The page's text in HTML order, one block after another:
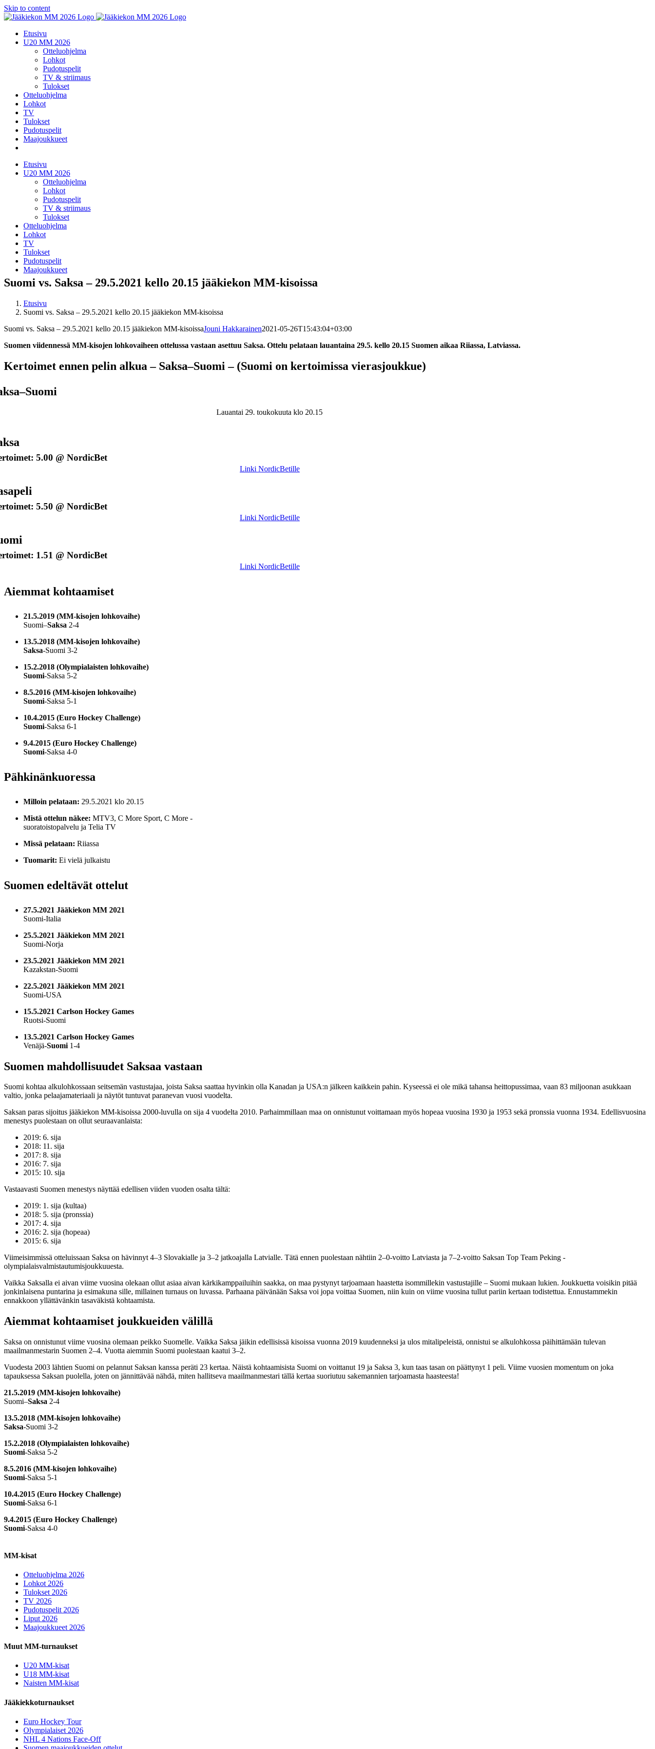
Skip to content
Etusivu
U20 MM 2026
Otteluohjelma
Lohkot
Pudotuspelit
TV & striimaus
Tulokset
Otteluohjelma
Lohkot
TV
Tulokset
Pudotuspelit
Maajoukkueet
Etusivu
U20 MM 2026
Otteluohjelma
Lohkot
Pudotuspelit
TV & striimaus
Tulokset
Otteluohjelma
Lohkot
TV
Tulokset
Pudotuspelit
Maajoukkueet
Suomi vs. Saksa – 29.5.2021 kello 20.15 jääkiekon MM-kisoissa
Etusivu
Suomi vs. Saksa – 29.5.2021 kello 20.15 jääkiekon MM-kisoissa
Suomi vs. Saksa – 29.5.2021 kello 20.15 jääkiekon MM-kisoissaJouni Hakkarainen2021-05-26T15:43:04+03:00
Suomen viidennessä MM-kisojen lohkovaiheen ottelussa vastaan asettuu Saksa. Ottelu pelataan lauantaina 29.5. kello 20.15 Suomen aikaa Riiassa, Latviassa.
Kertoimet ennen pelin alkua – Saksa–Suomi – (Suomi on kertoimissa vierasjoukkue)
Lauantai 29. toukokuuta klo 20.15
5.00 @ NordicBet
Linki NordicBetille
5.50 @ NordicBet
Linki NordicBetille
1.51 @ NordicBet
Linki NordicBetille
Aiemmat kohtaamiset
21.5.2019 (MM-kisojen lohkovaihe)
Suomi–Saksa 2-4
13.5.2018 (MM-kisojen lohkovaihe)
Saksa-Suomi 3-2
15.2.2018 (Olympialaisten lohkovaihe)
Suomi-Saksa 5-2
8.5.2016 (MM-kisojen lohkovaihe)
Suomi-Saksa 5-1
10.4.2015 (Euro Hockey Challenge)
Suomi-Saksa 6-1
9.4.2015 (Euro Hockey Challenge)
Suomi-Saksa 4-0
Pähkinänkuoressa
Milloin pelataan: 29.5.2021 klo 20.15
Mistä ottelun näkee: MTV3, C More Sport, C More -
suoratoistopalvelu ja Telia TV
Missä pelataan: Riiassa
Tuomarit: Ei vielä julkaistu
Suomen edeltävät ottelut
27.5.2021 Jääkiekon MM 2021
Suomi-Italia
25.5.2021 Jääkiekon MM 2021
Suomi-Norja
23.5.2021 Jääkiekon MM 2021
Kazakstan-Suomi
22.5.2021 Jääkiekon MM 2021
Suomi-USA
15.5.2021 Carlson Hockey Games
Ruotsi-Suomi
13.5.2021 Carlson Hockey Games
Venäjä-Suomi 1-4
Suomen mahdollisuudet Saksaa vastaan
Suomi kohtaa alkulohkossaan seitsemän vastustajaa, joista Saksa saattaa hyvinkin olla Kanadan ja USA:n jälkeen kaikkein pahin. Kyseessä ei ole mikä tahansa heittopussimaa, vaan 83 miljoonan asukkaan
valtio, jonka pelaajamateriaali ja näytöt tuntuvat paranevan vuosi vuodelta.
Saksan paras sijoitus jääkiekon MM-kisoissa 2000-luvulla on sija 4 vuodelta 2010. Parhaimmillaan maa on onnistunut voittamaan myös hopeaa vuosina 1930 ja 1953 sekä pronssia vuonna 1934. Edellisvuosina
menestys puolestaan on ollut seuraavanlaista:
2019: 6. sija
2018: 11. sija
2017: 8. sija
2016: 7. sija
2015: 10. sija
Vastaavasti Suomen menestys näyttää edellisen viiden vuoden osalta tältä:
2019: 1. sija (kultaa)
2018: 5. sija (pronssia)
2017: 4. sija
2016: 2. sija (hopeaa)
2015: 6. sija
Viimeisimmissä otteluissaan Saksa on hävinnyt 4–3 Slovakialle ja 3–2 jatkoajalla Latvialle. Tätä ennen puolestaan nähtiin 2–0-voitto Latviasta ja 7–2-voitto Saksan Top Team Peking -
olympialaisvalmistautumisjoukkuuesta.
Vaikka Saksalla ei aivan viime vuosina olekaan ollut asiaa aivan kärkikamppailuihin saakka, on maa pystynyt tarjoamaan haastetta isommillekin vastustajille – Suomi mukaan lukien. Joukkuetta voisikin pitää
jonkinlaisena puntarina ja esimakuna sille, millainen turnaus on luvassa. Parhaana päivänään Saksa voi jopa voittaa Suomen, niin kuin on viime vuosina tullut pariin kertaan todistettua. Ennustammekin
ennakkoon yllättävänkin tasaväkistä kohtaamista.
Aiemmat kohtaamiset joukkueiden välillä
Saksa on onnistunut viime vuosina olemaan peikko Suomelle. Vaikka Saksa jäikin edellisissä kisoissa vuonna 2019 kuudenneksi ja ulos mitalipeleistä, onnistui se alkulohkossa päihittämään tulevan
maailmanmestarin Suomen 2–4. Vuotta aiemmin Suomi puolestaan kaatui 3–2.
Vuodesta 2003 lähtien Suomi on pelannut Saksan kanssa peräti 23 kertaa. Näistä kohtaamisista Suomi on voittanut 19 ja Saksa 3, kun taas tasan on päättynyt 1 peli. Viime vuosien momentum on joka
tapauksessa Saksan puolella, joten on jännittävää nähdä, miten hallitseva maailmanmestari tällä kertaa suoriutuu sakemannien tarjoamasta haasteesta!
21.5.2019 (MM-kisojen lohkovaihe)
Suomi–Saksa 2-4
13.5.2018 (MM-kisojen lohkovaihe)
Saksa-Suomi 3-2
15.2.2018 (Olympialaisten lohkovaihe)
Suomi-Saksa 5-2
8.5.2016 (MM-kisojen lohkovaihe)
Suomi-Saksa 5-1
10.4.2015 (Euro Hockey Challenge)
Suomi-Saksa 6-1
9.4.2015 (Euro Hockey Challenge)
Suomi-Saksa 4-0
MM-kisat
Otteluohjelma 2026
Lohkot 2026
Tulokset 2026
TV 2026
Pudotuspelit 2026
Liput 2026
Maajoukkueet 2026
Muut MM-turnaukset
U20 MM-kisat
U18 MM-kisat
Naisten MM-kisat
Jääkiekkoturnaukset
Euro Hockey Tour
Olympialaiset 2026
NHL 4 Nations Face-Off